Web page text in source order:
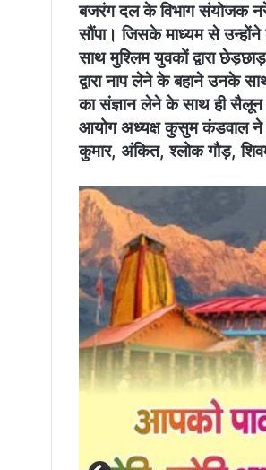
बजरंग दल के विभाग संयोजक
सौंपा। जिसके माध्यम से
साथ मु​​​श्लिम युवकों द्वारा
द्वारा नाप लेने के बहाने उनके
का संज्ञान लेने के साथ ही सैलून
आयोग अध्यक्ष कुसुम कंडवाल ने
कुमार, अंकित, श्लोक गौड़,